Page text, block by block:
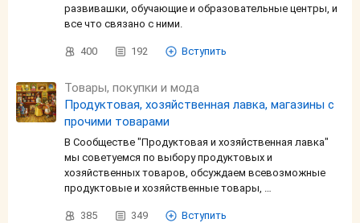
развивашки, обучающие и образовательные центры, и
все что связано с ними.
400 192 Вступить
Товары, покупки и мода
Продуктовая, хозяйственная лавка, магазины с
прочими товарами
В Сообществе "Продуктовая и хозяйственная лавка"
мы советуемся по выбору продуктовых и
хозяйственных товаров, обсуждаем всевозможные
продуктовые и хозяйственные товары, …
385 349 Вступить